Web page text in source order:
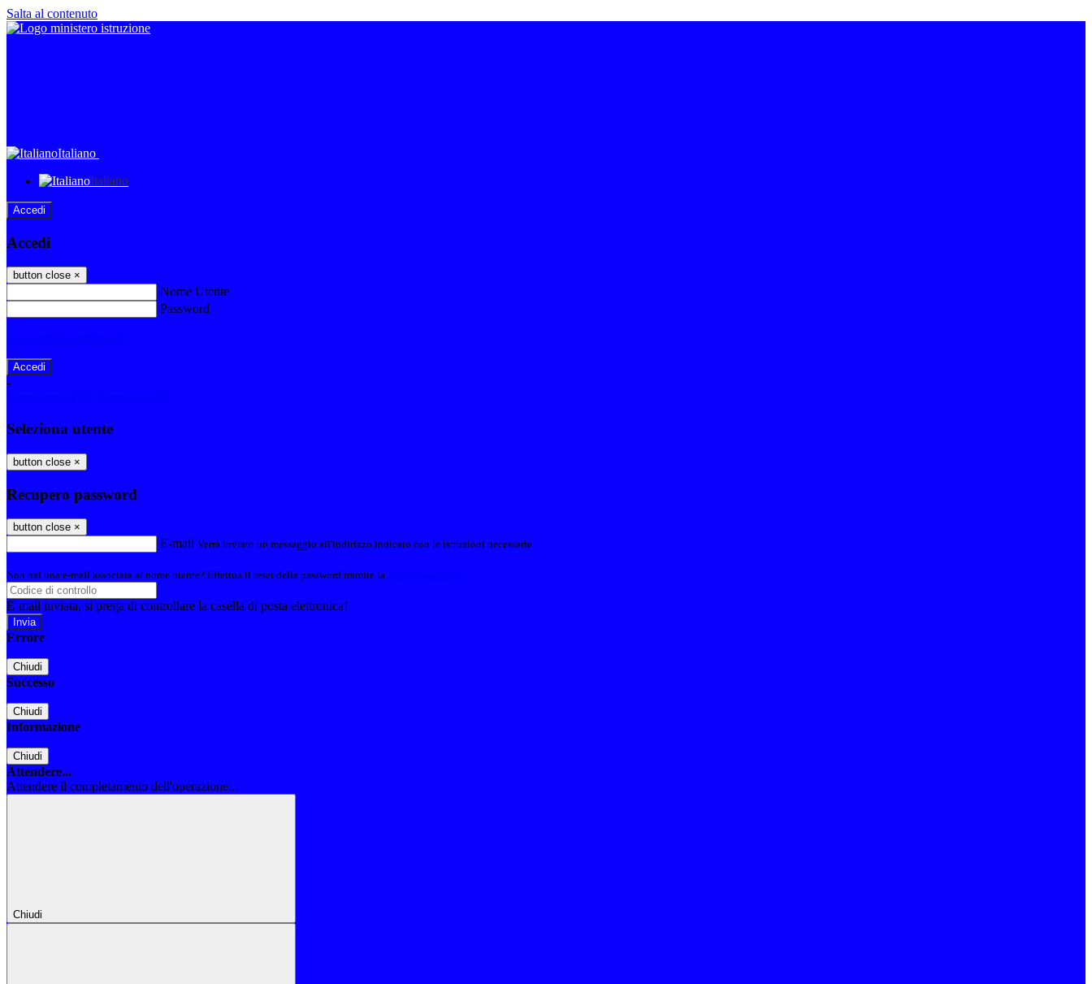
Salta al contenuto
Italiano
Italiano
Accedi
Accedi
button close ×
Nome Utente
Password
-
Seleziona utente
button close ×
Recupero password
button close ×
E-mail Verrà inviato un messaggio all'indirizzo indicato con le istruzioni necessarie.
Non hai una e-mail associata al nome utente? Effettua il reset della password tramite la
E-mail inviata, si prega di controllare la casella di posta elettronica!
Errore
Chiudi
Successo
Chiudi
Informazione
Chiudi
Attendere...
Attendere il completamento dell'operazione...
Chiudi